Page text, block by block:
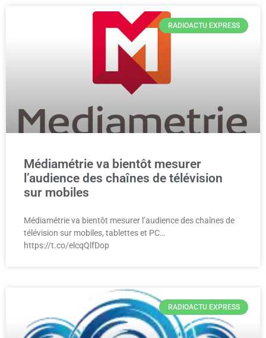
RADIOACTU EXPRESS
Médiamétrie va bientôt mesurer
l’audience des chaînes de télévision
sur mobiles
Médiamétrie va bientôt mesurer l’audience des chaînes de
télévision sur mobiles, tablettes et PC…
https://t.co/elcqQlfDop
RADIOACTU EXPRESS